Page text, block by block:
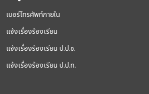
เบอร์โทรศัพท์ภายใน
แจ้งเรื่องร้องเรียน
แจ้งเรื่องร้องเรียน ป.ป.ช.
แจ้งเรื่องร้องเรียน ป.ป.ท.